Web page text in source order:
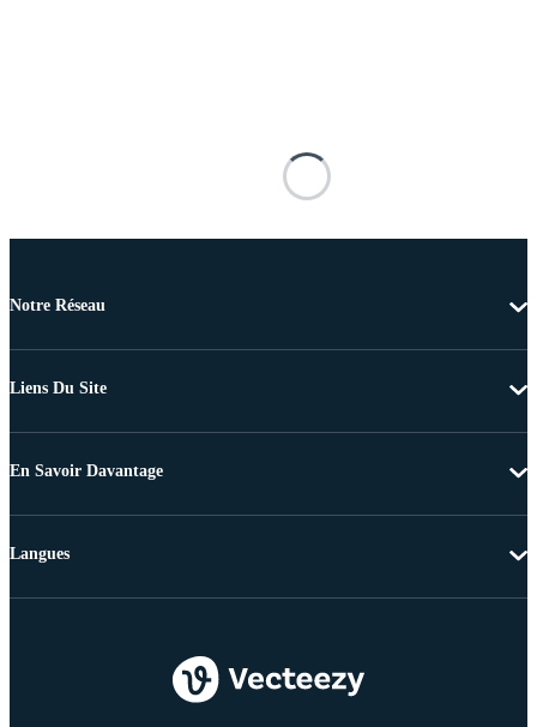
Notre Réseau
Liens Du Site
En Savoir Davantage
Langues